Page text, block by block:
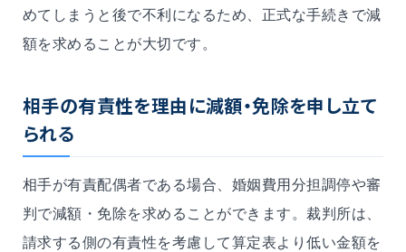
めてしまうと後で不利になるため、正式な手続きで減
額を求めることが大切です。
相手の有責性を理由に減額・免除を申し立て
られる
相手が有責配偶者である場合、婚姻費用分担調停や審
判で減額・免除を求めることができます。裁判所は、
請求する側の有責性を考慮して算定表より低い金額を